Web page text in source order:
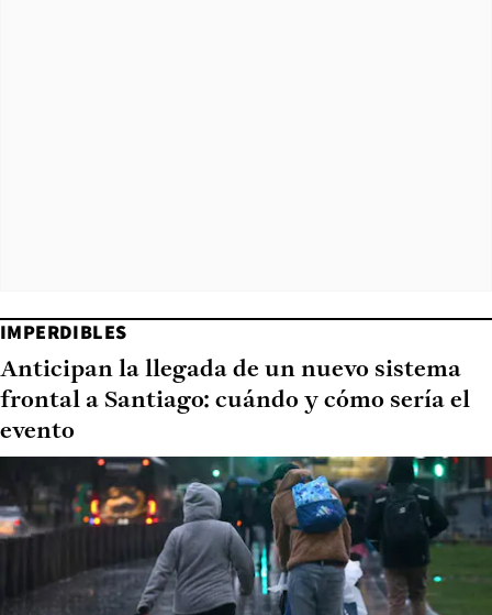
IMPERDIBLES
Anticipan la llegada de un nuevo sistema
frontal a Santiago: cuándo y cómo sería el
evento